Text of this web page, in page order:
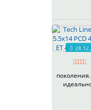
545
546
547
548
573
574
575